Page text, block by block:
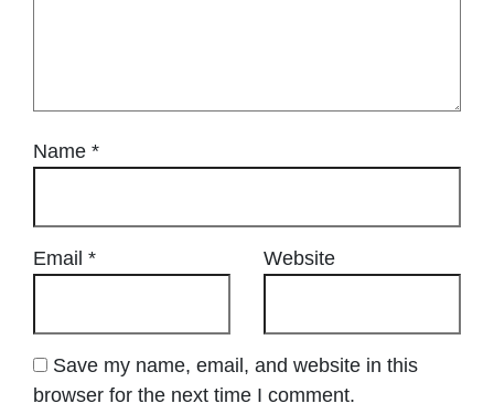
Name *
Email * Website
Save my name, email, and website in this
browser for the next time I comment.